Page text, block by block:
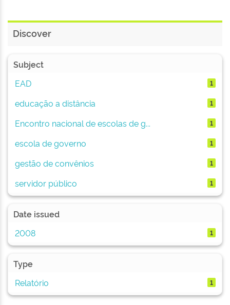
Discover
Subject
EAD
1
educação a distância 1
Encontro nacional de escolas de g... 1
escola de governo 1
gestão de convênios 1
servidor público 1
Date issued
2008
1
Type
Relatório
1